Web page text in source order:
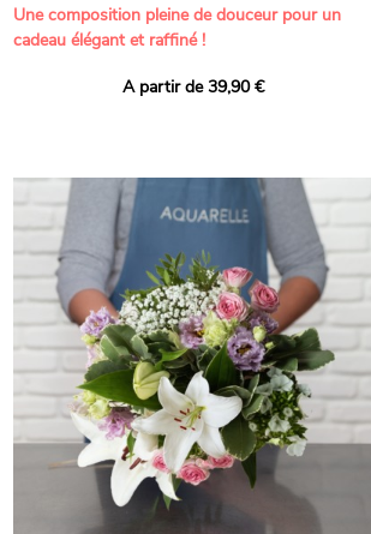
Une composition pleine de douceur pour un
cadeau élégant et raffiné !
Offrez un bouquet délicat et généreux, imaginé
création une touche de pureté et de
romantisme, tandis que les giroflées dévoilent
un parfum délicat et une allure naturellement
poétique. Le gypsophile, léger et aérien, vient
envelopper l’ensemble de douceur, pendant que
les lisianthus ajoutent une note d’élégance et de
raffinement à cette harmonie florale.
Chaque tige a été sélectionnée avec soin pour
composer un bouquet lumineux, plein de
charme et de délicatesse. Avec son bel équilibre
entre volume, finesse et parfum, cette création
florale est idéale pour célébrer les plus beaux
moments de vie avec grâce et émotion.
A partir de 39,90 €